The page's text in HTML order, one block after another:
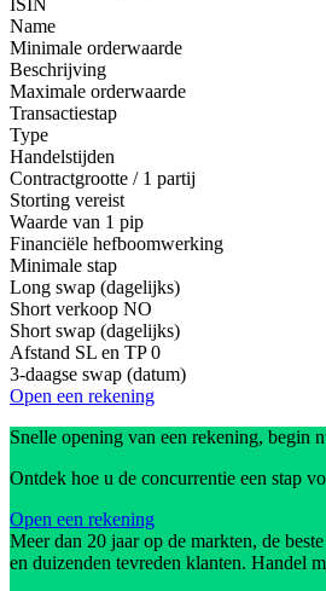
ISIN
Name
Minimale orderwaarde
Beschrijving
Maximale orderwaarde
Transactiestap
Type
Handelstijden
Contractgrootte / 1 partij
Storting vereist
Waarde van 1 pip
Financiële hefboomwerking
Minimale stap
Long swap (dagelijks)
Short verkoop NO
Short swap (dagelijks)
Afstand SL en TP 0
3-daagse swap (datum)
Open een rekening
Snelle opening van een rekening, begin
Ontdek hoe u de concurrentie een stap
Open een rekening
Meer dan 20 jaar op de markten, de
en duizenden tevreden klanten. Handel